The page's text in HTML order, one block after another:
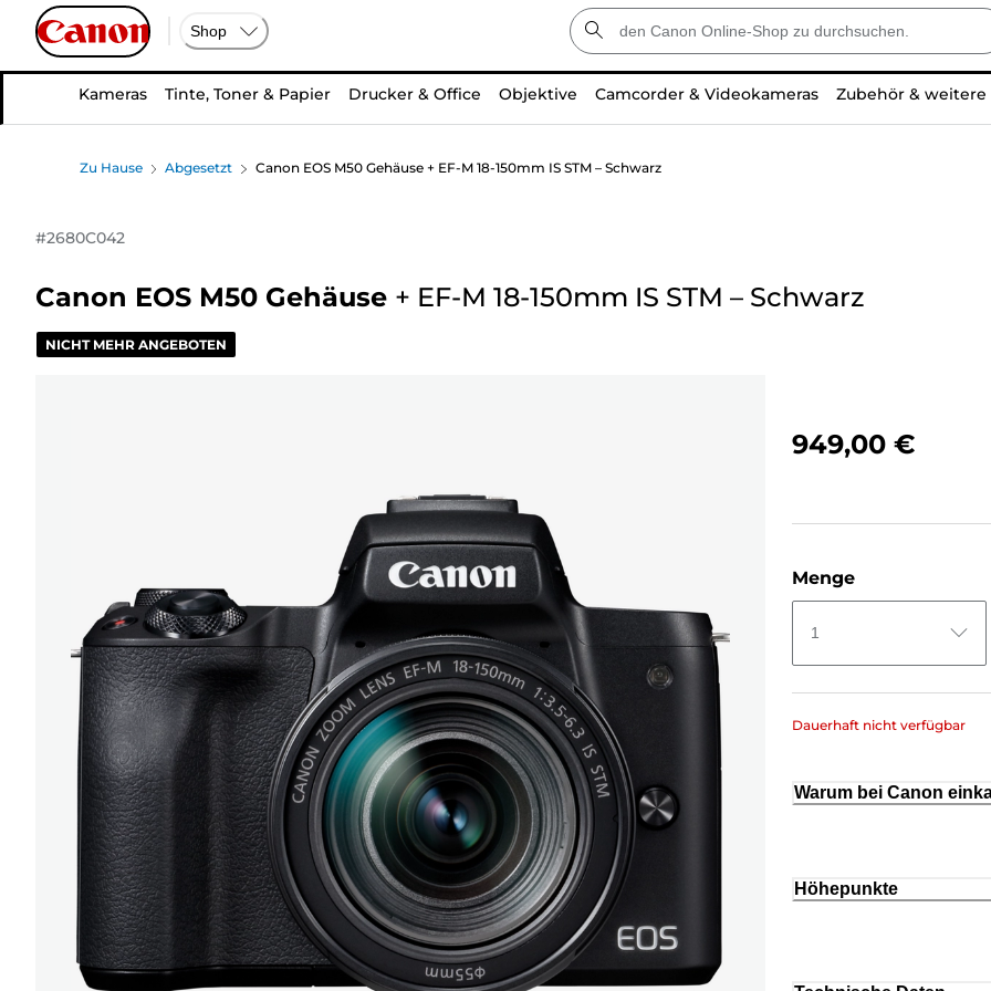
Shop
Kameras Tinte, Toner & Papier Drucker & Office Objektive Camcorder & Videokameras Zubehör &
Zu Hause Abgesetzt Canon EOS M50 Gehäuse + EF-M 18-150mm IS STM – Schwarz
#2680C042
Canon EOS M50 Gehäuse + EF-M 18-150mm IS STM – Schwarz
NICHT MEHR ANGEBOTEN
949,00 €
Menge
1
Dauerhaft nicht verfügbar
Warum bei Canon
Höhepunkte